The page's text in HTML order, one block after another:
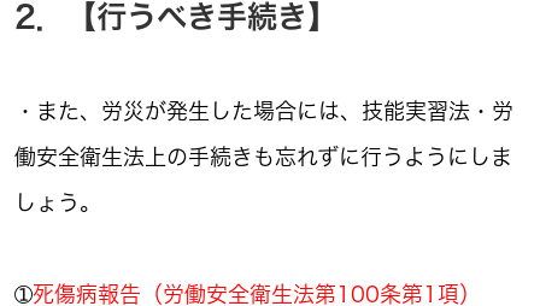
2．【行うべき手続き】
・また、労災が発生した場合には、技能実習法・労
働安全衛生法上の手続きも忘れずに行うようにしま
しょう。
➀死傷病報告（労働安全衛生法第100条第1項）